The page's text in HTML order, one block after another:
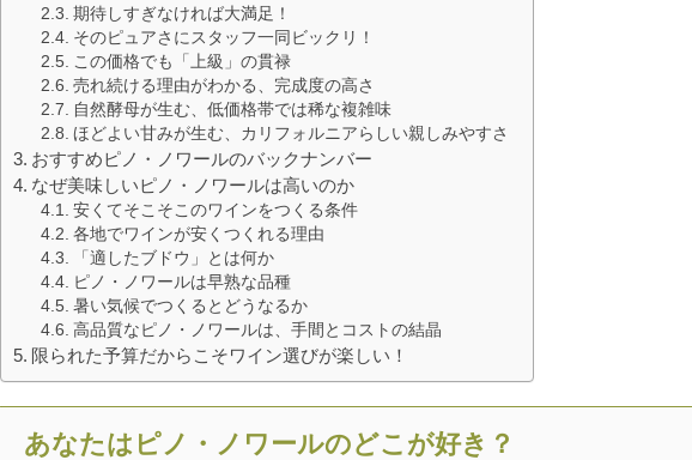
期待しすぎなければ大満足！
そのピュアさにスタッフ一同ビックリ！
この価格でも「上級」の貫禄
売れ続ける理由がわかる、完成度の高さ
自然酵母が生む、低価格帯では稀な複雑味
ほどよい甘みが生む、カリフォルニアらしい親しみやすさ
おすすめピノ・ノワールのバックナンバー
なぜ美味しいピノ・ノワールは高いのか
安くてそこそこのワインをつくる条件
各地でワインが安くつくれる理由
「適したブドウ」とは何か
ピノ・ノワールは早熟な品種
暑い気候でつくるとどうなるか
高品質なピノ・ノワールは、手間とコストの結晶
限られた予算だからこそワイン選びが楽しい！
あなたはピノ・ノワールのどこが好き？